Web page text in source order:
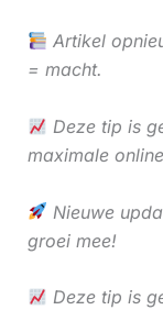
Artikel
= macht.
Deze tip is
maximale
Nieuwe
groei mee!
Deze tip is